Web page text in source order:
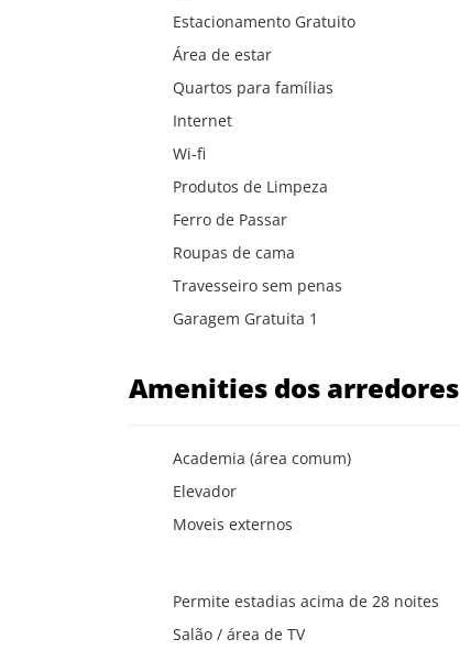
Estacionamento Gratuito
Área de estar
Quartos para famílias
Internet
Wi-fi
Produtos de Limpeza
Ferro de Passar
Roupas de cama
Travesseiro sem penas
Garagem Gratuita 1
Amenities dos arredores
Academia (área comum)
Elevador
Moveis externos
Permite estadias acima de 28 noites
Salão / área de TV